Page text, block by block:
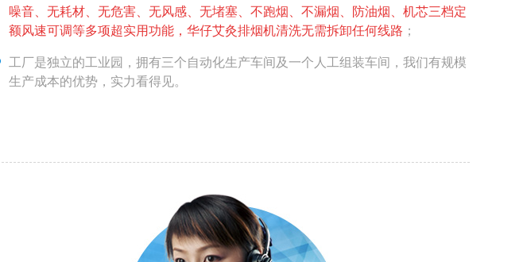
噪音、无耗材、无危害、无风感、无堵塞、不跑烟、不漏烟、防油烟、机芯三档定
额风速可调等多项超实用功能，华仔艾灸排烟机清洗无需拆卸任何线路 ；
工厂是独立的工业园，拥有三个自动化生产车间及一个人工组装车间，我们有规模
生产成本的优势，实力看得见。